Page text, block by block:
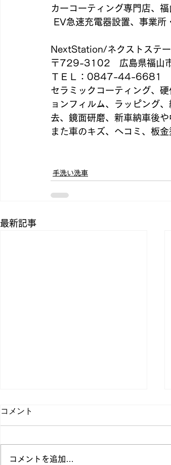
カーコーティング専門店、
EV急速充電器設置、事業所
NextStation/ネクストステ
〒729-3102　広島県福山
ＴＥＬ：0847-44-6681
セラミックコーティング、
ョンフィルム、ラッピング
去、鏡面研磨、新車納車後
また車のキズ、ヘコミ、板
手洗い洗車
最新記事
コメント
コメントを追加…